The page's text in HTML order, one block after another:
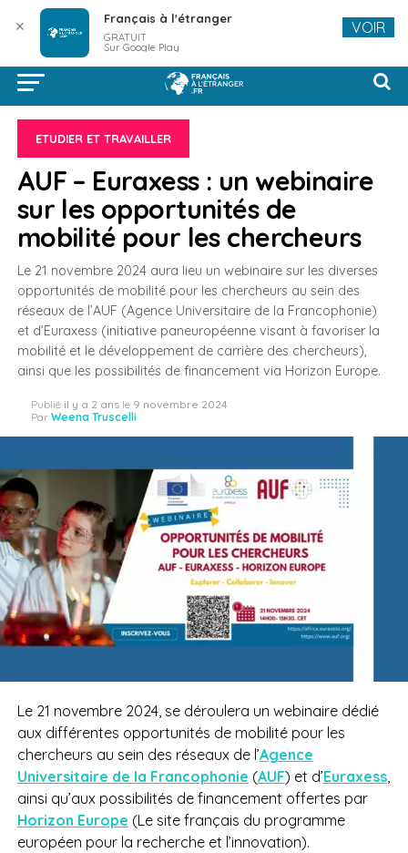
ETUDIER ET TRAVAILLER
AUF – Euraxess : un webinaire
sur les opportunités de
mobilité pour les chercheurs
Le 21 novembre 2024 aura lieu un webinaire sur les diverses
opportunités de mobilité pour les chercheurs au sein des
réseaux de l’AUF (Agence Universitaire de la Francophonie)
et d’Euraxess (initiative paneuropéenne visant à favoriser la
mobilité et le développement de carrière des chercheurs),
ainsi que les possibilités de financement via Horizon Europe.
Publié il y a 2 ans le 9 novembre 2024
Par Weena Truscelli
Le 21 novembre 2024, se déroulera un webinaire dédié
aux différentes opportunités de mobilité pour les
chercheurs au sein des réseaux de l’Agence
Universitaire de la Francophonie (AUF) et d’Euraxess,
ainsi qu’aux possibilités de financement offertes par
Horizon Europe (Le site français du programme
européen pour la recherche et l’innovation).
✕ Français à l'étranger
GRATUIT
Sur Google Play
VOIR